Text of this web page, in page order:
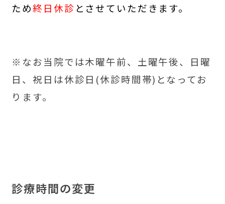
ため終日休診 とさせていただきます。
※ なお当院では木曜午前、土曜午後、日曜
日、祝日は休診日(休診時間帯)となってお
ります。
診療時間の変更